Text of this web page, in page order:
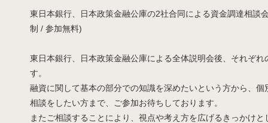
東日本銀行、日本政策金融公庫の2社合同による資金調達相談
制 / 参加無料)
東日本銀行、日本政策金融公庫による全体説明会後、それぞ
す。
融資に関して基本の部分での知識を深めたいという方から、
相談をしたい方まで、ご参加お待ちしております。
またご相談することにより、視点や考え方を広げるきっかけ